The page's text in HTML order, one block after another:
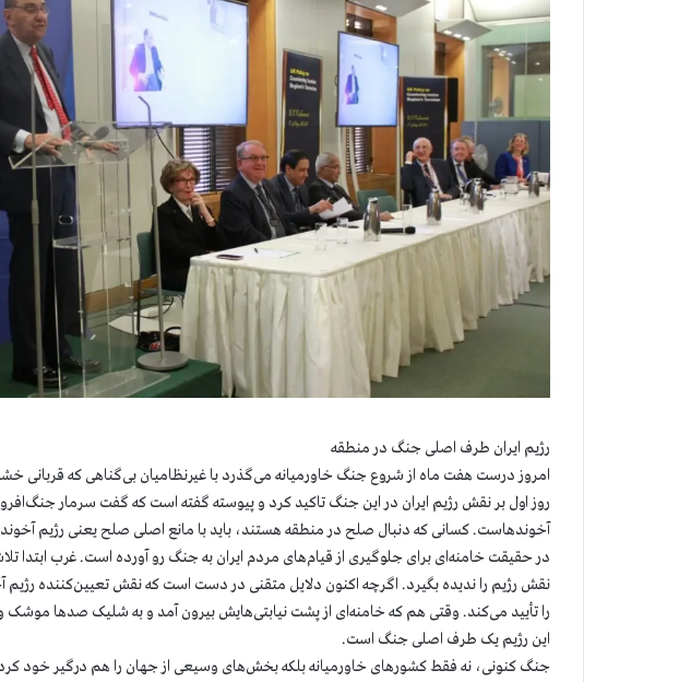
رژیم ایران طرف اصلی جنگ در منطقه
امروز درست هفت ماه از شروع جنگ خاورمیانه می‌گذرد با غیرنظامیان بی‌گناهی که قربانی
روز اول بر نقش رژیم ایران در این جنگ تاکید کرد و پیوسته گفته است که گفت سرمار
آخوندهاست. کسانی که دنبال صلح در منطقه هستند، باید با مانع اصلی صلح یعنی رژیم
در حقیقت خامنه‌ای برای جلوگیری از قیام‌های مردم ایران به جنگ رو آورده است. غرب ابتدا
نقش رژیم را ندیده بگیرد. اگرچه اکنون دلایل متقنی در دست است که نقش تعیین‌کننده رژیم
را تأیید می‌کند. وقتی هم که خامنه‌ای از پشت نیابتی‌هایش بیرون آمد و به شلیک صدها
این رژیم یک طرف اصلی جنگ است.
جنگ کنونی، نه فقط کشورهای خاورمیانه بلکه بخش‌های وسیعی از جهان را هم درگیر خود